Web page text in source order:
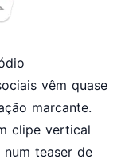
vêm quase
marcante.
clipe vertical
teaser de